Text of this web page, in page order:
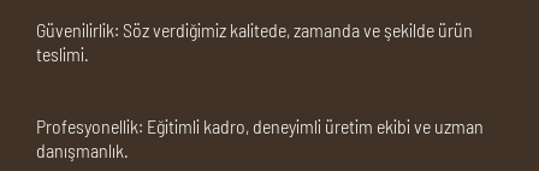
Güvenilirlik: Söz verdiğimiz kalitede, zamanda ve şekilde ürün
teslimi.
Profesyonellik: Eğitimli kadro, deneyimli üretim ekibi ve uzman
danışmanlık.